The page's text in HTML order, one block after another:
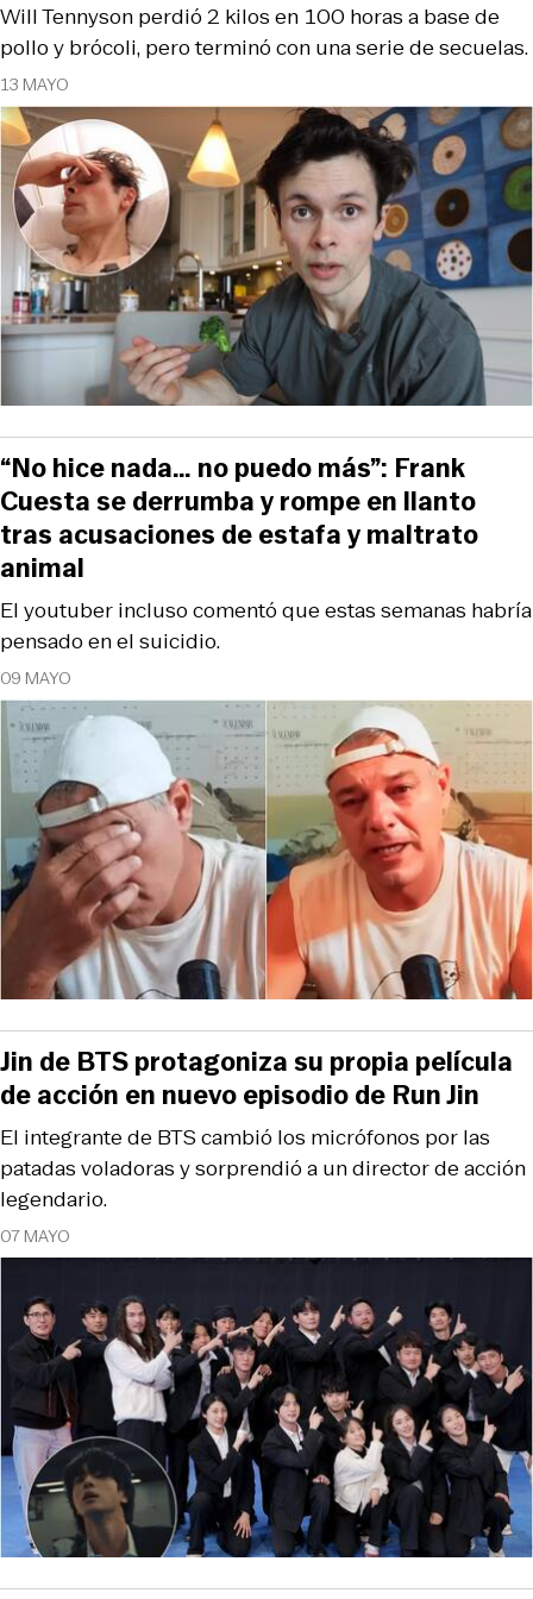
13 MAYO
Will Tennyson perdió 2 kilos en 100 horas a base de
pollo y brócoli, pero terminó con una serie de secuelas.
09 MAYO
El youtuber incluso comentó que estas semanas habría
pensado en el suicidio.
“No hice nada… no puedo más”: Frank
Cuesta se derrumba y rompe en llanto
tras acusaciones de estafa y maltrato
animal
07 MAYO
El integrante de BTS cambió los micrófonos por las
patadas voladoras y sorprendió a un director de acción
legendario.
Jin de BTS protagoniza su propia película
de acción en nuevo episodio de Run Jin